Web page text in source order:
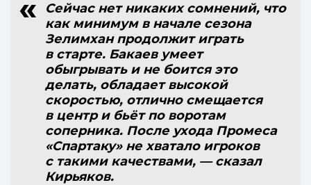
Сейчас нет никаких сомнений, что
как минимум в начале сезона
Зелимхан продолжит играть
в старте. Бакаев умеет
обыгрывать и не боится это
делать, обладает высокой
скоростью, отлично смещается
в центр и бьёт по воротам
соперника. После ухода Промеса
«Спартаку» не хватало игроков
с такими качествами, — сказал
Кирьяков.